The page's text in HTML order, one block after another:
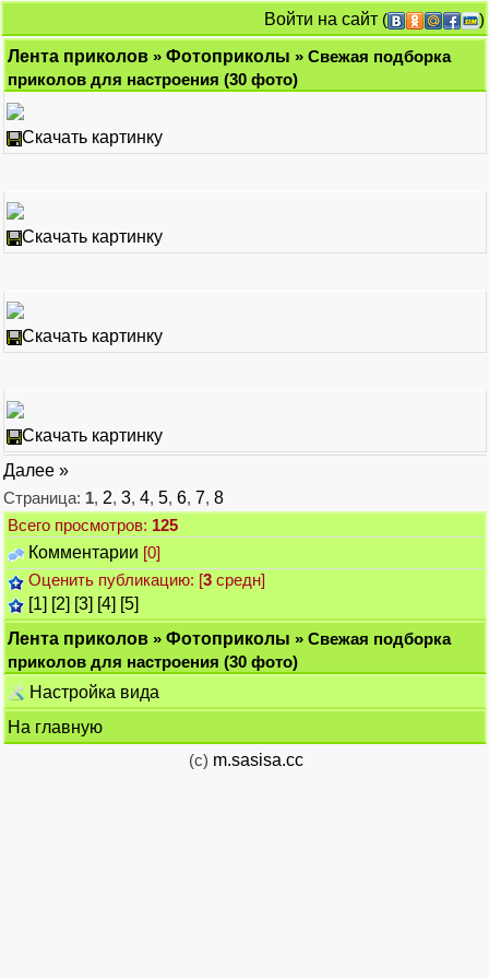
Войти на сайт (
)
Лента приколов » Фотоприколы » Свежая подборка
приколов для настроения (30 фото)
Скачать картинку
Скачать картинку
Скачать картинку
Скачать картинку
Далее »
Страница: 1, 2, 3, 4, 5, 6, 7, 8
Всего просмотров: 125
Комментарии [0]
Оценить публикацию: [3 средн]
[1] [2] [3] [4] [5]
Лента приколов » Фотоприколы » Свежая подборка
приколов для настроения (30 фото)
Настройка вида
На главную
(c) m.sasisa.cc